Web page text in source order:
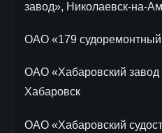
завод», Николаевск-на-
ОАО «179 судоремонтный
ОАО «Хабаровский завод
Хабаровск
ОАО «Хабаровский